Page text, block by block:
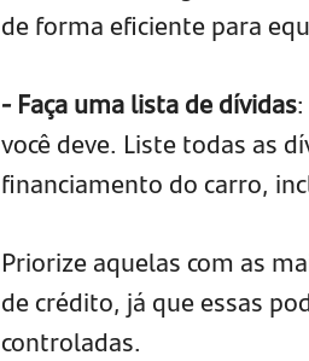
de forma eficiente para
- Faça uma lista de dívidas
você deve. Liste todas as
financiamento do carro,
Priorize aquelas com as
de crédito, já que essas
controladas.